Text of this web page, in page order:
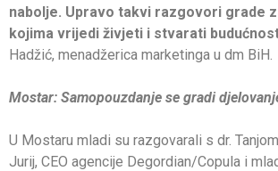
nabolje. Upravo takvi razgovori grade
kojima vrijedi živjeti i stvarati
Hadžić, menadžerica marketinga u dm BiH.
Mostar: Samopouzdanje se gradi
U Mostaru mladi su razgovarali s dr.
Jurij, CEO agencije Degordian/Copula i